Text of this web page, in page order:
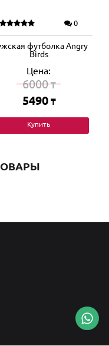
0
футболка Angry
Birds
Цена:
6000₸
5490 ₸
Купить